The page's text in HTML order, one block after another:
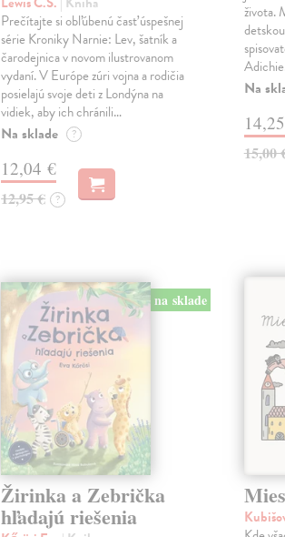
Prečítajte si obľúbenú časť úspešnej
série Kroniky Narnie: Lev, šatník a
čarodejnica v novom ilustrovanom
vydaní. V Európe zúri vojna a rodičia
posielajú svoje deti z Londýna na
vidiek, aby ich chránili…
Na sklade ?
12,04 €
12,95 € ?
života.
Na
15,00
na sklade
Žirinka a Zebrička
hľadajú riešenia